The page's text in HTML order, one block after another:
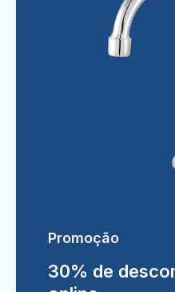
Promoção
30% de